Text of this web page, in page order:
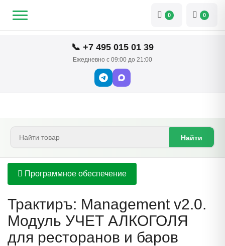
📞 +7 495 015 01 39
Ежедневно с 09:00 до 21:00
0 0
Найти
Программное обеспечение
Трактиръ: Management v2.0.
Модуль УЧЕТ АЛКОГОЛЯ
для ресторанов и баров